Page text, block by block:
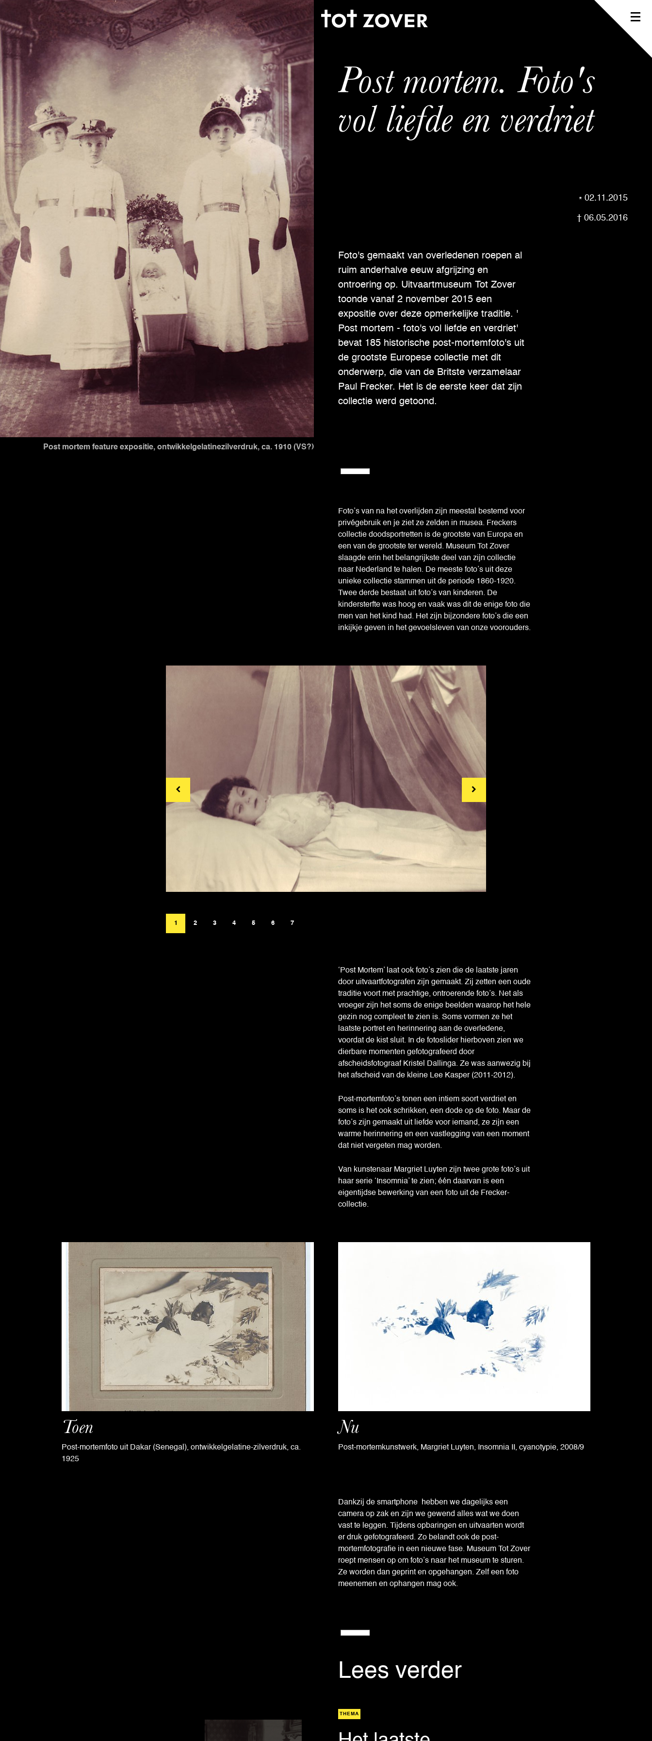
Post mortem feature expositie, ontwikkelgelatinezilverdruk, ca. 1910 (VS?)
Post mortem. Foto's
vol liefde en verdriet
02.11.2015
06.05.2016
Foto's gemaakt van overledenen roepen al
ruim anderhalve eeuw afgrijzing en
ontroering op. Uitvaartmuseum Tot Zover
toonde vanaf 2 november 2015 een
expositie over deze opmerkelijke traditie. '
Post mortem - foto's vol liefde en verdriet'
bevat 185 historische post-mortemfoto's uit
de grootste Europese collectie met dit
onderwerp, die van de Britste verzamelaar
Paul Frecker. Het is de eerste keer dat zijn
collectie werd getoond.
Foto’s van na het overlijden zijn meestal bestemd voor
privégebruik en je ziet ze zelden in musea. Freckers
collectie doodsportretten is de grootste van Europa en
een van de grootste ter wereld. Museum Tot Zover
slaagde erin het belangrijkste deel van zijn collectie
naar Nederland te halen. De meeste foto’s uit deze
unieke collectie stammen uit de periode 1860-1920.
Twee derde bestaat uit foto’s van kinderen. De
kindersterfte was hoog en vaak was dit de enige foto die
men van het kind had. Het zijn bijzondere foto’s die een
inkijkje geven in het gevoelsleven van onze voorouders.
‘Post Mortem’ laat ook foto’s zien die de laatste jaren
door uitvaartfotografen zijn gemaakt. Zij zetten een oude
traditie voort met prachtige, ontroerende foto’s. Net als
vroeger zijn het soms de enige beelden waarop het hele
gezin nog compleet te zien is. Soms vormen ze het
laatste portret en herinnering aan de overledene,
voordat de kist sluit. In de fotoslider hierboven zien we
dierbare momenten gefotografeerd door
afscheidsfotograaf Kristel Dallinga. Ze was aanwezig bij
het afscheid van de kleine Lee Kasper (2011-2012).
Post-mortemfoto’s tonen een intiem soort verdriet en
soms is het ook schrikken, een dode op de foto. Maar de
foto’s zijn gemaakt uit liefde voor iemand, ze zijn een
warme herinnering en een vastlegging van een moment
dat niet vergeten mag worden.
Van kunstenaar Margriet Luyten zijn twee grote foto’s uit
haar serie ‘Insomnia’ te zien; één daarvan is een
eigentijdse bewerking van een foto uit de Frecker-
collectie.
Toen
Post-mortemfoto uit Dakar (Senegal), ontwikkelgelatine-zilverdruk, ca.
1925
Nu
Post-mortemkunstwerk, Margriet Luyten, Insomnia II, cyanotypie, 2008/9
Dankzij de smartphone hebben we dagelijks een
camera op zak en zijn we gewend alles wat we doen
vast te leggen. Tijdens opbaringen en uitvaarten wordt
er druk gefotografeerd. Zo belandt ook de post-
mortemfotografie in een nieuwe fase. Museum Tot Zover
roept mensen op om foto’s naar het museum te sturen.
Ze worden dan geprint en opgehangen. Zelf een foto
meenemen en ophangen mag ook.
Lees verder
THEMA